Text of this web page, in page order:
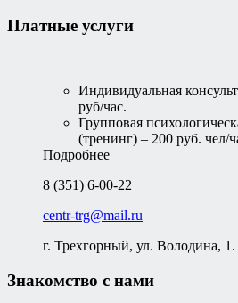
Платные услуги
Индивидуальная
руб/час.
Групповая
(тренинг) – 200 руб. чел/
Подробнее
8 (351) 6-00-22
centr-trg@mail.ru
г. Трехгорный, ул. Володина, 1.
Знакомство с нами